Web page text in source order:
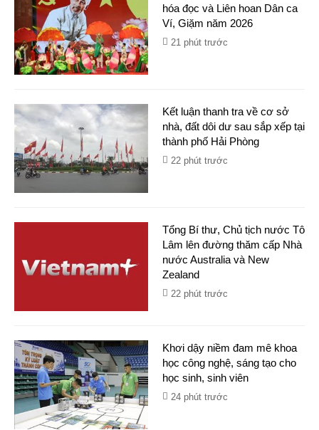
hóa đọc và Liên hoan Dân ca
Ví, Giặm năm 2026
21 phút trước
Kết luận thanh tra về cơ sở
nhà, đất dôi dư sau sắp xếp tại
thành phố Hải Phòng
22 phút trước
Tổng Bí thư, Chủ tịch nước Tô
Lâm lên đường thăm cấp Nhà
nước Australia và New
Zealand
22 phút trước
Khơi dậy niềm đam mê khoa
học công nghệ, sáng tạo cho
học sinh, sinh viên
24 phút trước